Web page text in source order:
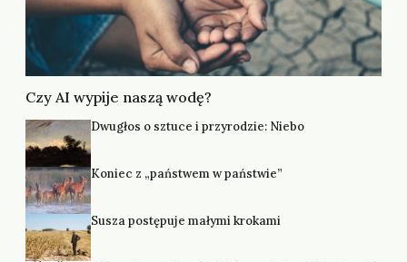
Czy AI wypije naszą wodę?
Dwugłos o sztuce i przyrodzie: Niebo
Koniec z „państwem w państwie”
Susza postępuje małymi krokami